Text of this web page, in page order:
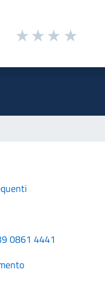
0861 4441